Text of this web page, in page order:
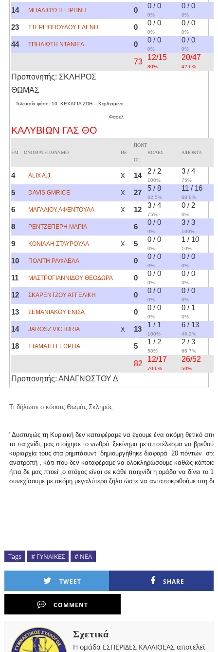
14 ΜΠΑΛΙΟΥΣΗ ΕΙΡΗΝΗ 0
0 / 0
0%
0 / 0
0%
23 ΣΤΕΡΓΙΟΠΟΥΛΟΥ ΕΛΕΝΗ 0
0 / 0
0%
0 / 0
0%
44 ΣΠΗΛΙΩΤΗ ΝΤΑΝΙΕΛ 0
0 / 0
0%
0 / 0
0%
73
12/15
80%
20/47
42.6%
Προπονητής: ΣΚΛΗΡΟΣ
ΘΩΜΑΣ
Τελευταία φάση: 10. ΚΕΧΑΓΙΑ ΖΩΗ -- Κερδισμενο
Φαουλ
ΚΑΛΥΒΙΩΝ ΓΑΣ ΘΟ
ΕΜ ΟΝΟΜΑΤΕΠΩΝΥΜΟ ΠΕ
ΠΟΝΤ
ΟΙ
ΒΟΛΕΣ ΔΙΠΟΝΤΑ
4 ALIX A.J. X 14
2 / 2
100%
3 / 4
75%
5 DAVIS GMRICE X 27
5 / 8
62.5%
11 / 16
68.8%
6 ΜΑΓΑΛΙΟΥ ΑΦΕΝΤΟΥΛΑ X 12
3 / 4
75%
0 / 2
0%
8 ΡΕΝΤΖΕΠΕΡΗ ΜΑΡΙΑ 6
0 / 0
0%
3 / 3
100%
9 ΚΟΝΙΑΛΗ ΣΤΑΥΡΟΥΛΑ X 5
0 / 0
0%
1 / 10
10%
10 ΠΟΛΙΤΗ ΡΑΦΑΕΛΑ 0
0 / 0
0%
0 / 0
0%
11 ΜΑΣΤΡΟΓΙΑΝΝΙΔΟΥ ΘΕΟΔΩΡΑ 0
0 / 0
0%
0 / 0
0%
12 ΣΚΑΡΕΝΤΖΟΥ ΑΓΓΕΛΙΚΗ 0
0 / 0
0%
0 / 0
0%
13 ΣΕΜΑΝΙΑΚΟΥ ΕΝΙΣΑ 0
0 / 0
0%
0 / 1
0%
14 JAROSZ VICTORIA X 13
1 / 1
100%
6 / 13
46.2%
18 ΣΤΑΜΑΤΗ ΓΕΩΡΓΙΑ 5
1 / 2
50%
2 / 3
66.7%
82
12/17
70.6%
26/52
50%
Προπονητής: ΑΝΑΓΝΩΣΤΟΥ Δ
Τι δήλωσε ο κόουτς Θωμάς Σκληρός
"Δυστυχώς τη Κυριακή δεν καταφέραμε να έχουμε ένα ακόμη θετικό
το παιχνίδι, μας στοίχησε το νωθρό ξεκίνημα με αποτέλεσμα να
κυριαρχία τους στα ρημπάουντ δημιουργήθηκε διαφορά 20 πόντων στο
ανατροπή , κάτι που δεν καταφέραμε να ολοκληρώσουμε καθώς
ήττα δε μας πτοεί ,ο στόχος είναι σε κάθε παιχνίδι η ομάδα να δίνει
συνεχίσουμε με ακόμη μεγαλύτερο ζήλο ώστε να ανταποκριθούμε στη
Tags # ΓΥΝΑΙΚΕΣ # ΝΕΑ
TWEET SHARE
COMMENT
Σχετικά
Η ομάδα ΕΣΠΕΡΙΔΕΣ ΚΑΛΛΙΘΕΑΣ αποτελεί